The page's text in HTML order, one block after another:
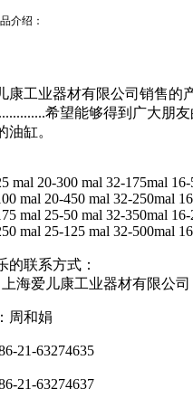
介绍：
康工业器材有限公司销售的
希望能够得到广大朋
油缸。
mal 20-300 mal 32-175mal
mal 20-450 mal 32-250mal
mal 25-50 mal 32-350mal
mal 25-125 mal 32-500mal
的联系方式：
海爱儿康工业器材有限公司
周和娟
21-63274635
21-63274637